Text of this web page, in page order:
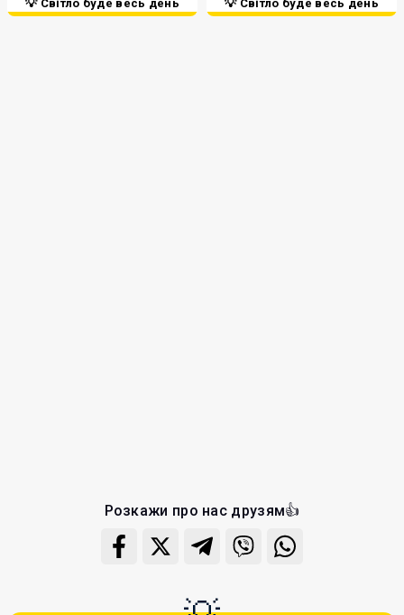
💡 Світло буде весь день 💡 Світло буде весь день
Розкажи про нас друзям👍